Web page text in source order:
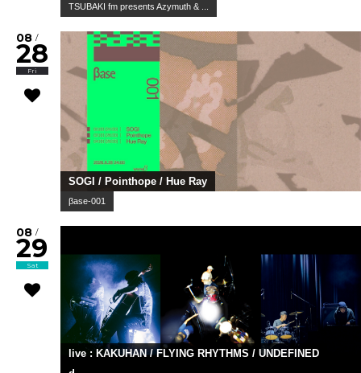
TSUBAKI fm presents Azymuth & ...
08 /
28
Fri
SOGI / Pointhope / Hue Ray
βase-001
08 /
29
Sat
live : KAKUHAN / FLYING RHYTHMS / UNDEFINED